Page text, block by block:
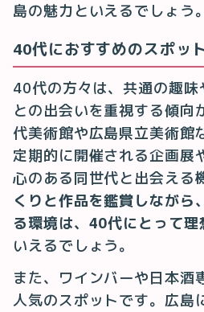
島の魅力といえるでしょう。
40代におすすめのスポッ
40代の方々は、共通の趣
との出会いを重視する傾向
代美術館や広島県立美術館
定期的に開催される企画展
心のある同世代と出会える
くりと作品を鑑賞しながら
る環境は、40代にとって
いえるでしょう。
また、ワインバーや日本酒
人気のスポットです。広島